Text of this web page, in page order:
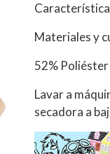
Materiales y
52%
Lavar a
secadora a